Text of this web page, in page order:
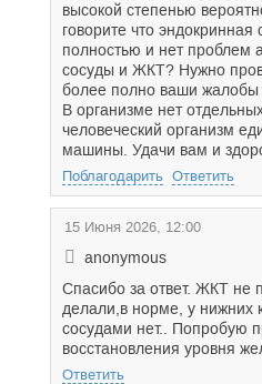
высокой степенью
говорите что
полностью и нет проблем
сосуды и ЖКТ? Нужно
более полно ваши жалобы
В организме нет
человеческий организм
машины. Удачи вам и
Поблагодарить Ответить
15 Июня 2026, 12:00
anonymous
Спасибо за ответ. ЖКТ не
делали,в норме, у нижних
сосудами нет.. Попробую
восстановления уровня
Ответить